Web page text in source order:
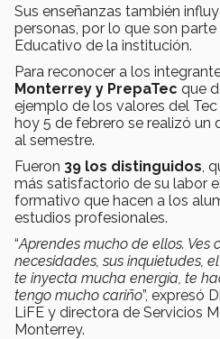
Sus enseñanzas también
personas, por lo que son
Educativo de la institución.
Para reconocer a los
Monterrey y PrepaTec que
ejemplo de los valores del
hoy 5 de febrero se realizó un
al semestre.
Fueron 39 los distinguidos ,
más satisfactorio de su labor
formativo que hacen a los
estudios profesionales.
“Aprendes mucho de ellos. Ves
necesidades, sus inquietudes,
te inyecta mucha energía, te
tengo mucho cariño”, expresó
LiFE y directora de Servicios
Monterrey.